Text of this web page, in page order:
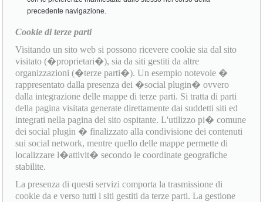
precedente navigazione.
Cookie di terze parti
Visitando un sito web si possono ricevere cookie sia dal sito
visitato (�proprietari�), sia da siti gestiti da altre
organizzazioni (�terze parti�). Un esempio notevole �
rappresentato dalla presenza dei �social plugin� ovvero
dalla integrazione delle mappe di terze parti. Si tratta di parti
della pagina visitata generate direttamente dai suddetti siti ed
integrati nella pagina del sito ospitante. L'utilizzo pi� comune
dei social plugin � finalizzato alla condivisione dei contenuti
sui social network, mentre quello delle mappe permette di
localizzare l�attivit� secondo le coordinate geografiche
stabilite.
La presenza di questi servizi comporta la trasmissione di
cookie da e verso tutti i siti gestiti da terze parti. La gestione